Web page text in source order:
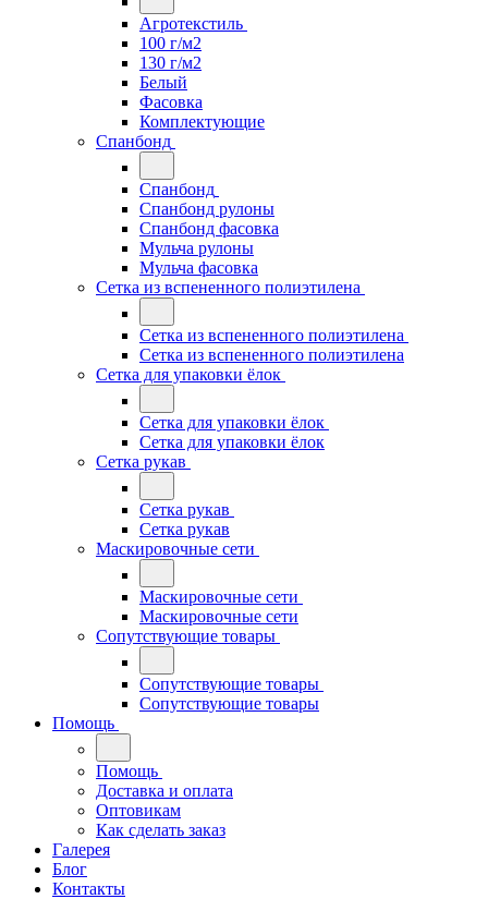
Агротекстиль
100 г/м2
130 г/м2
Белый
Фасовка
Комплектующие
Спанбонд
Спанбонд
Спанбонд рулоны
Спанбонд фасовка
Мульча рулоны
Мульча фасовка
Сетка из вспененного полиэтилена
Сетка из вспененного полиэтилена
Сетка из вспененного полиэтилена
Сетка для упаковки ёлок
Сетка для упаковки ёлок
Сетка для упаковки ёлок
Сетка рукав
Сетка рукав
Сетка рукав
Маскировочные сети
Маскировочные сети
Маскировочные сети
Сопутствующие товары
Сопутствующие товары
Сопутствующие товары
Помощь
Помощь
Доставка и оплата
Оптовикам
Как сделать заказ
Галерея
Блог
Контакты